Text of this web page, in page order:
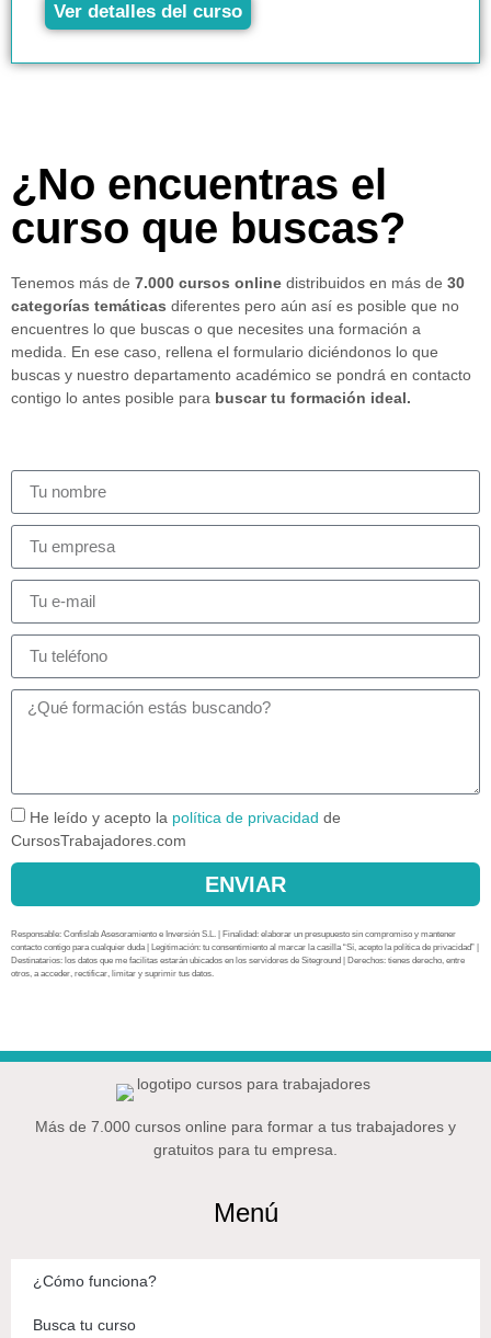
Ver detalles del curso
¿No encuentras el
curso que buscas?
Tenemos más de 7.000 cursos online distribuidos en más de 30
categorías temáticas diferentes pero aún así es posible que no
encuentres lo que buscas o que necesites una formación a
medida. En ese caso, rellena el formulario diciéndonos lo que
buscas y nuestro departamento académico se pondrá en contacto
contigo lo antes posible para buscar tu formación ideal.
He leído y acepto la política de privacidad de
CursosTrabajadores.com
ENVIAR
Responsable: Confislab Asesoramiento e Inversión S.L. | Finalidad: elaborar un presupuesto sin compromiso y mantener
contacto contigo para cualquier duda | Legitimación: tu consentimiento al marcar la casilla “Sí, acepto la política de privacidad” |
Destinatarios: los datos que me facilitas estarán ubicados en los servidores de Siteground | Derechos: tienes derecho, entre
otros, a acceder, rectificar, limitar y suprimir tus datos.
Más de 7.000 cursos online para formar a tus trabajadores y
gratuitos para tu empresa.
Menú
¿Cómo funciona?
Busca tu curso